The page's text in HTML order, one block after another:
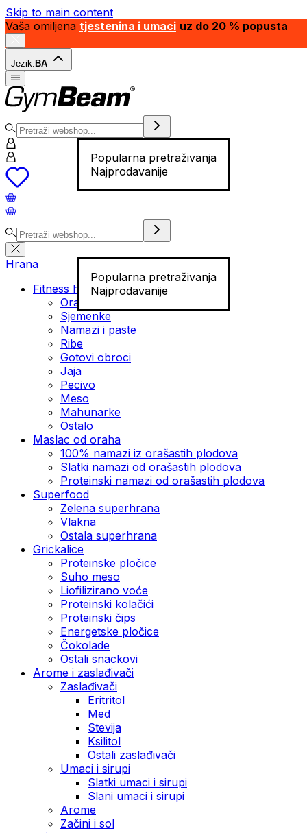
Skip to main content
Vaša omiljena tjestenina i umaci uz do 20 % popusta
Jezik: BA
Popularna pretraživanja
Najprodavanije
Popularna pretraživanja
Najprodavanije
Hrana
Fitness hrana
Orašasti plodovi
Sjemenke
Namazi i paste
Ribe
Gotovi obroci
Jaja
Pecivo
Meso
Mahunarke
Ostalo
Maslac od oraha
100% namazi iz orašastih plodova
Slatki namazi od orašastih plodova
Proteinski namazi od orašastih plodova
Superfood
Zelena superhrana
Vlakna
Ostala superhrana
Grickalice
Proteinske pločice
Suho meso
Liofilizirano voće
Proteinski kolačići
Proteinski čips
Energetske pločice
Čokolade
Ostali snackovi
Arome i zaslađivači
Zaslađivači
Eritritol
Med
Stevija
Ksilitol
Ostali zaslađivači
Umaci i sirupi
Slatki umaci i sirupi
Slani umaci i sirupi
Arome
Začini i sol